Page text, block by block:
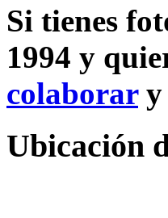
Si tienes
1994 y
colaborary
Ubicación